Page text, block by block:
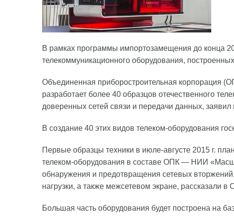
В рамках программы импортозамещения до конца
телекоммуникационного оборудования,
Объединенная приборостроительная корпорация
разработает более 40 образцов отечественного
доверенных сетей связи и передачи данных,
В создание 40 этих видов телеком-оборудования
Первые образцы техники в июле-августе 2015 г.
телеком-оборудования в составе ОПК — НИИ
обнаружения и предотвращения сетевых
нагрузки, а также межсетевом экране, рассказали в
Большая часть оборудования будет построена на